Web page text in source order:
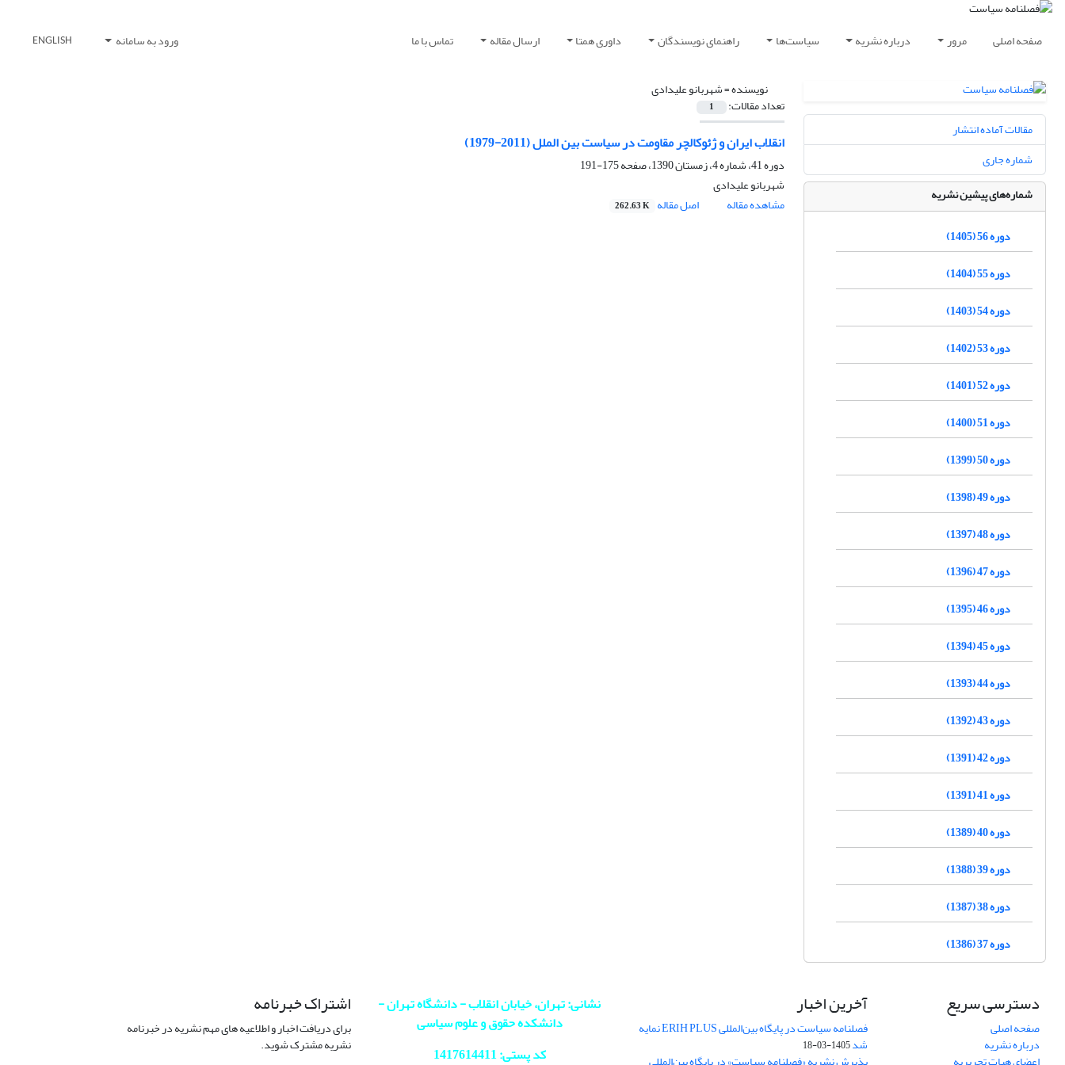
صفحه اصلی مرور درباره نشریه سیاست‌ها راهنمای نویسندگان داوری همتا ارسال مقاله تماس با ما ورود به سامانه ENGLISH
نویسنده =شهربانو علیدادی
تعداد مقالات: 1
انقلاب ایران و ژئوکالچر مقاومت در سیاست بین الملل (2011-1979)
دوره 41، شماره 4، زمستان 1390، صفحه
175-191
شهربانو علیدادی
مشاهده مقاله
اصل مقاله 262.63 K
مقالات آماده انتشار
شماره جاری
شماره‌های پیشین نشریه
دوره 56 (1405)
دوره 55 (1404)
دوره 54 (1403)
دوره 53 (1402)
دوره 52 (1401)
دوره 51 (1400)
دوره 50 (1399)
دوره 49 (1398)
دوره 48 (1397)
دوره 47 (1396)
دوره 46 (1395)
دوره 45 (1394)
دوره 44 (1393)
دوره 43 (1392)
دوره 42 (1391)
دوره 41 (1391)
دوره 40 (1389)
دوره 39 (1388)
دوره 38 (1387)
دوره 37 (1386)
دسترسی سریع
صفحه اصلی
درباره نشریه
آخرین اخبار
فصلنامه سیاست در پایگاه بین‌المللی ERIH PLUS نمایه
شد1405-03-18
نشانی: تهران، خیابان انقلاب - دانشگاه تهران -
دانشکده حقوق و علوم سیاسی
کد پستی: 1417614411
اشتراک خبرنامه
برای دریافت اخبار و اطلاعیه های مهم نشریه در خبرنامه
نشریه مشترک شوید.